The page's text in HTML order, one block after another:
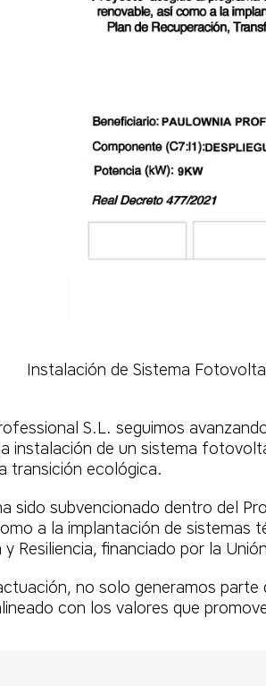
Instalación de Sistema
S.L. seguimos
instalación de un sistema
transición ecológica.
sido subvencionado dentro del
a la implantación de sistemas
Resiliencia, financiado por la
no solo generamos
con los valores que